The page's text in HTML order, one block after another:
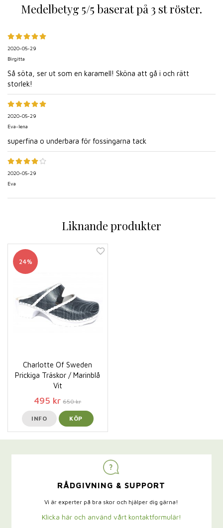
Medelbetyg 5/5 baserat på 3 st röster.
2020-05-29
Birgitta
Så söta, ser ut som en karamell! Sköna att gå i och rätt
storlek!
2020-05-29
Eva-lena
superfina o underbara för fossingarna tack
2020-05-29
Eva
Liknande produkter
24%
Charlotte Of Sweden
Prickiga Träskor / Marinblå
Vit
495 kr 650 kr
INFO KÖP
RÅDGIVNING & SUPPORT
Vi är experter på bra skor och hjälper dig gärna!
Klicka här och använd vårt kontaktformulär!